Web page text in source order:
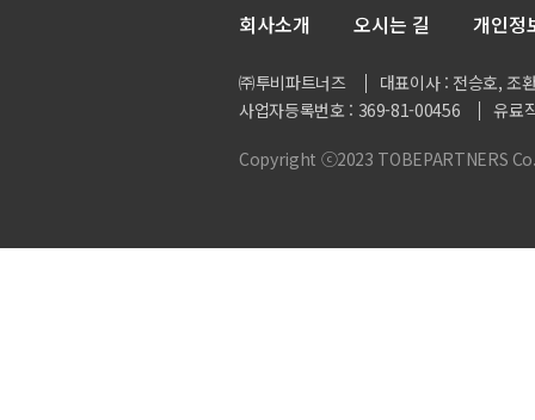
회사소개 오시는 길 개인정
㈜투비파트너즈
대표이사 : 전승호, 조
사업자등록번호 : 369-81-00456
유료
Copyright ⓒ2023 TOBEPARTNERS